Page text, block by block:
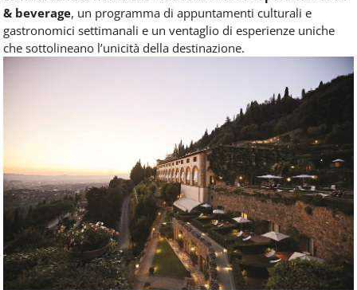
& beverage, un programma di appuntamenti culturali e
gastronomici settimanali e un ventaglio di esperienze uniche
che sottolineano l’unicità della destinazione.